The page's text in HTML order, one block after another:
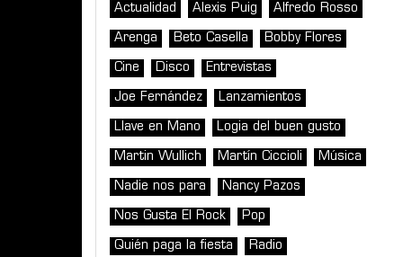
Actualidad Alexis Puig Alfredo Rosso
Arenga Beto Casella Bobby Flores
Cine Disco Entrevistas
Joe Fernández Lanzamientos
Llave en Mano Logia del buen gusto
Martin Wullich Martín Ciccioli Música
Nadie nos para Nancy Pazos
Nos Gusta El Rock Pop
Quién paga la fiesta Radio